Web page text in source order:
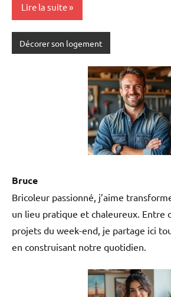
Lire la suite
Décorer son logement
Bruce
Bricoleur passionné, j’aime
un lieu pratique et chaleureux. Entre
projets du week-end, je partage ici
en construisant notre quotidien.